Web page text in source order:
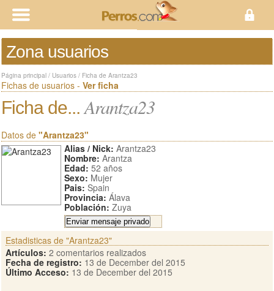
Zona usuarios
Página principal / Usuarios / Ficha de Arantza23
Fichas de usuarios - Ver ficha
Ficha de... Arantza23
Datos de "Arantza23"
Alias / Nick: Arantza23
Nombre: Arantza
Edad: 52 años
Sexo: Mujer
Pais: Spain
Provincia: Álava
Población: Zuya
Estadisticas de "Arantza23"
Artículos: 2 comentarios realizados
Fecha de registro: 13 de December del 2015
Último Acceso: 13 de December del 2015